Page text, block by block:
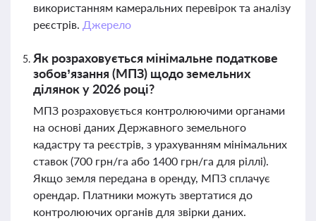
використанням камеральних перевірок та аналізу
реєстрів. Джерело
Як розраховується мінімальне податкове
зобов’язання (МПЗ) щодо земельних
ділянок у 2026 році?
МПЗ розраховується контролюючими органами
на основі даних Державного земельного
кадастру та реєстрів, з урахуванням мінімальних
ставок (700 грн/га або 1400 грн/га для ріллі).
Якщо земля передана в оренду, МПЗ сплачує
орендар. Платники можуть звертатися до
контролюючих органів для звірки даних.